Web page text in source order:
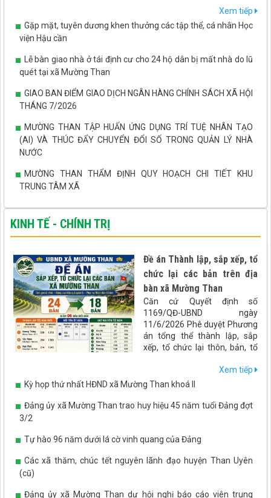
trao kinh phí hỗ trợ cho các cán bộ, chiến sĩ Công an bị thiệt hại
Xem tiếp
Gặp mặt, tuyên dương khen thưởng các tập thể, cá nhân Học
viện Hậu cần
Lễ bàn giao nhà ở tái định cư cho 24 hộ dân bị mất nhà do lũ
quét tại xã Mường Than
GIAO BAN ĐIỂM GIAO DỊCH NGÂN HÀNG CHÍNH SÁCH XÃ HỘI
THÁNG 7/2026
MƯỜNG THAN TẬP HUẤN ỨNG DỤNG TRÍ TUỆ NHÂN TẠO
(AI) VÀ THÚC ĐẨY CHUYỂN ĐỔI SỐ TRONG QUẢN LÝ NHÀ
NƯỚC
MƯỜNG THAN THẨM ĐỊNH QUY HOẠCH CHI TIẾT KHU
TRUNG TÂM XÃ
Xã Mường Than triển khai mô hình ứng dụng máy cấy trong
thâm canh lúa thuần VAAS16
KINH TẾ - CHÍNH TRỊ
Đề án Thành lập, sắp xếp, tổ
chức lại các bản trên địa
bàn xã Mường Than
Căn cứ Quyết định số
1169/QĐ-UBND ngày
11/6/2026 Phê duyệt Phương
án tổng thể thành lập, sắp
xếp, tổ chức lại thôn, bản, tổ
Châu. UBND xã Mường Than
xây dựng đề án Sáp nhập bản
như sau:
Xem tiếp
Kỳ họp thứ nhất HĐND xã Mường Than khoá II
Đảng ủy xã Mường Than trao huy hiệu 45 năm tuổi Đảng đợt
3/2
Tự hào 96 năm dưới lá cờ vinh quang của Đảng
Các xã thăm, chúc tết nguyên lãnh đạo huyện Than Uyên
(cũ)
Đảng ủy xã Mường Than dự hội nghị báo cáo viên trung